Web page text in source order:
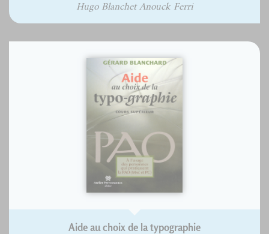
Hugo Blanchet Anouck Ferri
Aide au choix de la typographie